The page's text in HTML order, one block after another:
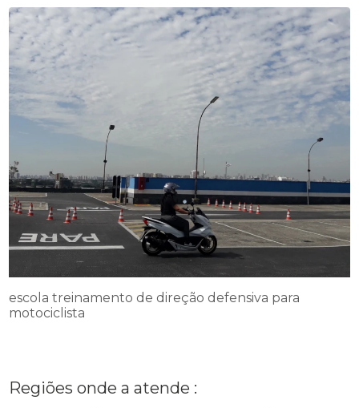
escola treinamento de direção defensiva para
motociclista
Regiões onde a atende :